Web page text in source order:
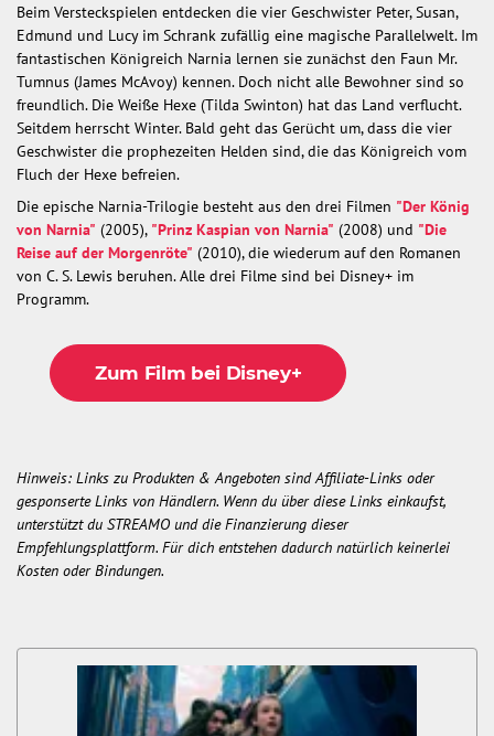
Beim Versteckspielen entdecken die vier Geschwister Peter, Susan,
Edmund und Lucy im Schrank zufällig eine magische Parallelwelt. Im
fantastischen Königreich Narnia lernen sie zunächst den Faun Mr.
Tumnus (James McAvoy) kennen. Doch nicht alle Bewohner sind so
freundlich. Die Weiße Hexe (Tilda Swinton) hat das Land verflucht.
Seitdem herrscht Winter. Bald geht das Gerücht um, dass die vier
Geschwister die prophezeiten Helden sind, die das Königreich vom
Fluch der Hexe befreien.
Die epische Narnia-Trilogie besteht aus den drei Filmen "Der König
von Narnia" (2005), "Prinz Kaspian von Narnia" (2008) und "Die
Reise auf der Morgenröte" (2010), die wiederum auf den Romanen
von C. S. Lewis beruhen. Alle drei Filme sind bei Disney+ im
Programm.
Zum Film bei Disney+
Hinweis: Links zu Produkten & Angeboten sind Affiliate-Links oder
gesponserte Links von Händlern. Wenn du über diese Links einkaufst,
unterstützt du STREAMO und die Finanzierung dieser
Empfehlungsplattform. Für dich entstehen dadurch natürlich keinerlei
Kosten oder Bindungen.